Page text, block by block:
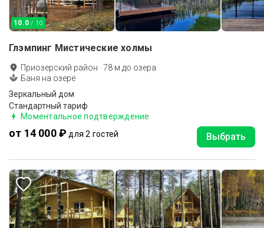
10.0 / 10
Глэмпинг Мистические холмы
Приозерский район ·78 м до озера
Баня на озере
Зеркальный дом
Стандартный тариф
Моментальное подтверждение
от 14 000 ₽ для 2 гостей Выбрать